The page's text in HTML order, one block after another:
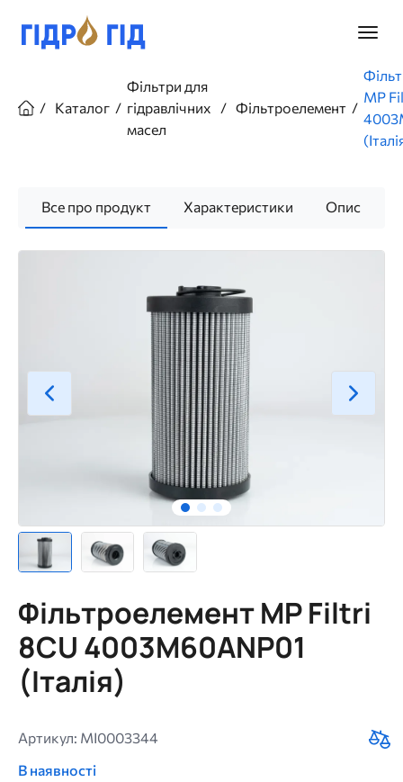
основного
навіґації
Каталог
Фільтри для
гідравлічних
масел
Фільтроелемент
MP
Все про продукт Характеристики Опис
Фільтроелемент MP Filtri
8CU 4003M60ANP01
(Італія)
Артикул: MI0003344
В наявності